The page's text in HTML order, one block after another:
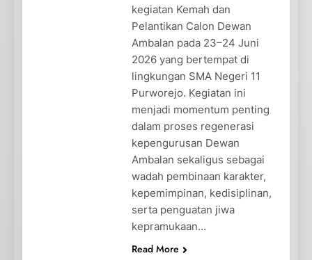
kegiatan Kemah dan
Pelantikan Calon Dewan
Ambalan pada 23–24 Juni
2026 yang bertempat di
lingkungan SMA Negeri 11
Purworejo. Kegiatan ini
menjadi momentum penting
dalam proses regenerasi
kepengurusan Dewan
Ambalan sekaligus sebagai
wadah pembinaan karakter,
kepemimpinan, kedisiplinan,
serta penguatan jiwa
kepramukaan…
Read More